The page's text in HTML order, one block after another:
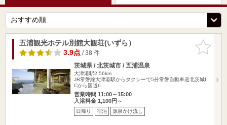
お気に入
りに追加
五浦観光ホテル別館大観荘(いずら）
3.9点/ 38 件
茨城県 / 北茨城市 / 五浦温泉
大津港駅2.56km
JR常磐線大津港駅からタクシーで5分常磐自動車道北茨城I
Cから国道6…
営業時間 11:00～15:00
入浴料金 1,100円～
日帰り 宿泊 源泉かけ流し